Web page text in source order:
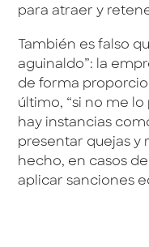
para atraer y
También es falso
aguinaldo”: la
de forma
último, “si no me
hay instancias
presentar quejas y
hecho, en casos
aplicar sanciones